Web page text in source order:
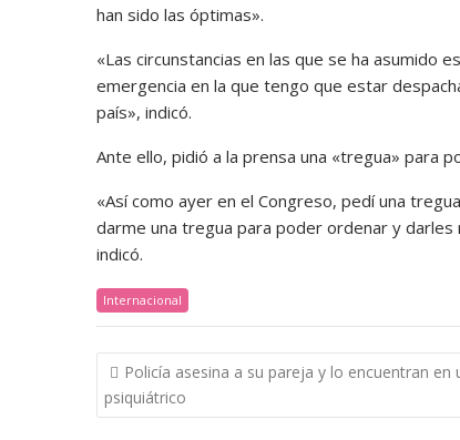
han sido las óptimas».
«Las circunstancias en las que se ha asumido
emergencia en la que tengo que estar
país», indicó.
Ante ello, pidió a la prensa una «tregua» para
«Así como ayer en el Congreso, pedí una
darme una tregua para poder ordenar y darles
indicó.
Internacional
Navegación
de
entradas
Policía asesina a su pareja y lo encuentran en
psiquiátrico